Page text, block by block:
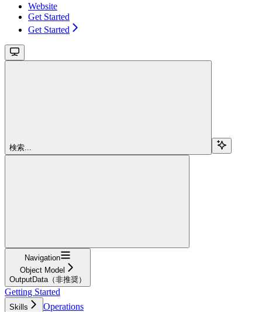
Website
Get Started
Get Started
検索...
Navigation
Object Model
OutputData（非推奨）
Getting Started
Skills
Operations